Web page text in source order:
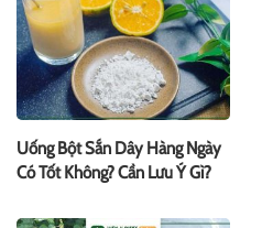
Uống Bột Sắn Dây Hàng Ngày
Có Tốt Không? Cần Lưu Ý Gì?